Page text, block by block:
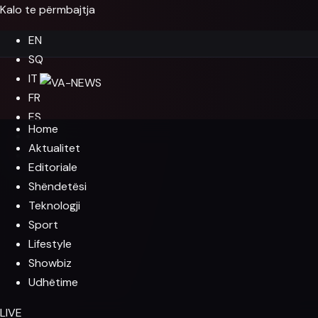
Kalo te përmbajtja
EN
SQ
IT
FR
ES
DE
EL
Home
Aktualitet
Editoriale
Shëndetësi
Teknologji
Sport
Lifestyle
Showbiz
Udhëtime
LIVE